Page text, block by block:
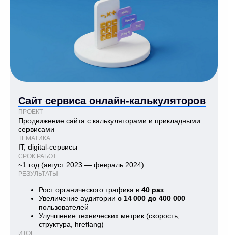
Сайт сервиса онлайн-калькуляторов
ПРОЕКТ
Продвижение сайта с калькуляторами и прикладными
сервисами
ТЕМАТИКА
IT, digital-сервисы
СРОК РАБОТ
~1 год (август 2023 — февраль 2024)
РЕЗУЛЬТАТЫ
Рост органического трафика в 40 раз
Увеличение аудитории с 14 000 до 400 000
пользователей
Улучшение технических метрик (скорость,
структура, hreflang)
ИТОГ